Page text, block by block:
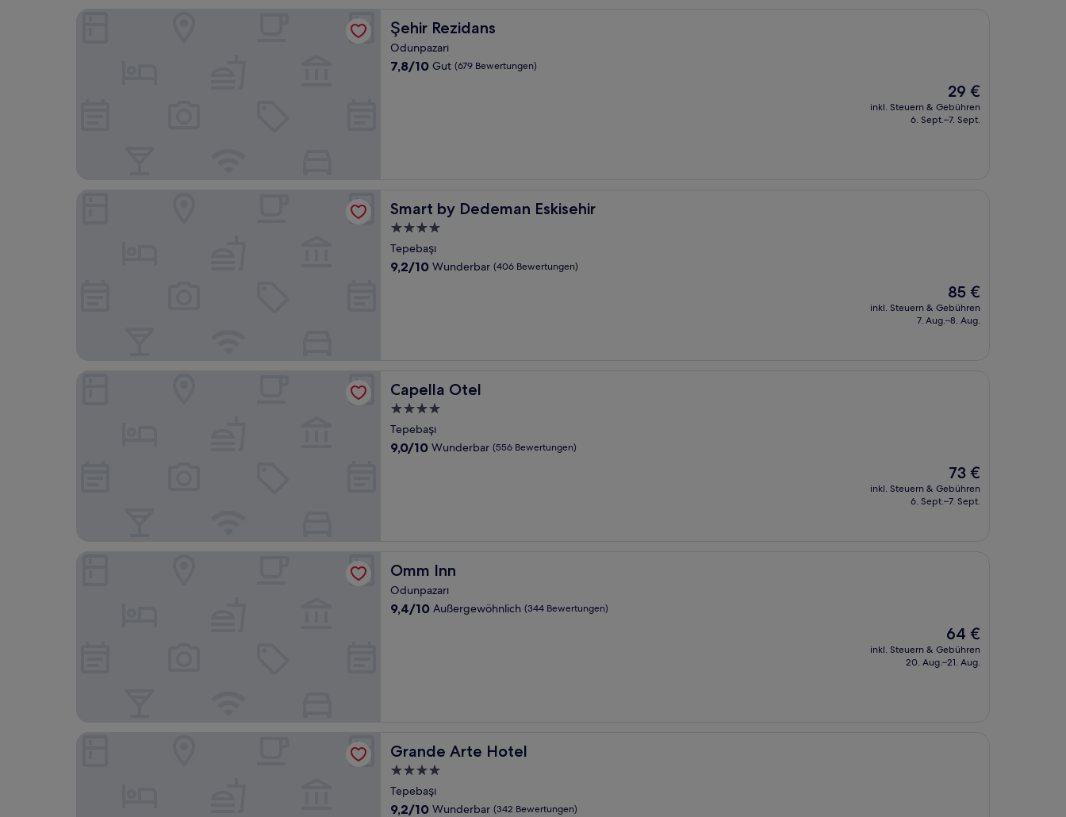
Şehir Rezidans
Şehir Rezidans
Odunpazarı
7.8
7,8/10 Gut (679 Bewertungen)
Der
Preis
beträgt
29 €
inkl. Steuern & Gebühren
6. Sept.–7. Sept.
Smart by Dedeman Eskisehir
Smart by Dedeman Eskisehir
4.0-
Sterne-
Unterkunft
Tepebaşı
9.2
9,2/10 Wunderbar (406 Bewertungen)
Der
Preis
beträgt
85 €
inkl. Steuern & Gebühren
7. Aug.–8. Aug.
Capella Otel
Capella Otel
4.0-
Sterne-
Unterkunft
Tepebaşı
9.0
9,0/10 Wunderbar (556 Bewertungen)
Der
Preis
beträgt
73 €
inkl. Steuern & Gebühren
6. Sept.–7. Sept.
Omm Inn
Omm Inn
Odunpazarı
9.4
9,4/10 Außergewöhnlich (344 Bewertungen)
Der
Preis
beträgt
64 €
inkl. Steuern & Gebühren
20. Aug.–21. Aug.
Grande Arte Hotel
Grande Arte Hotel
4.0-
Sterne-
Unterkunft
Tepebaşı
9.2
9,2/10 Wunderbar (342 Bewertungen)